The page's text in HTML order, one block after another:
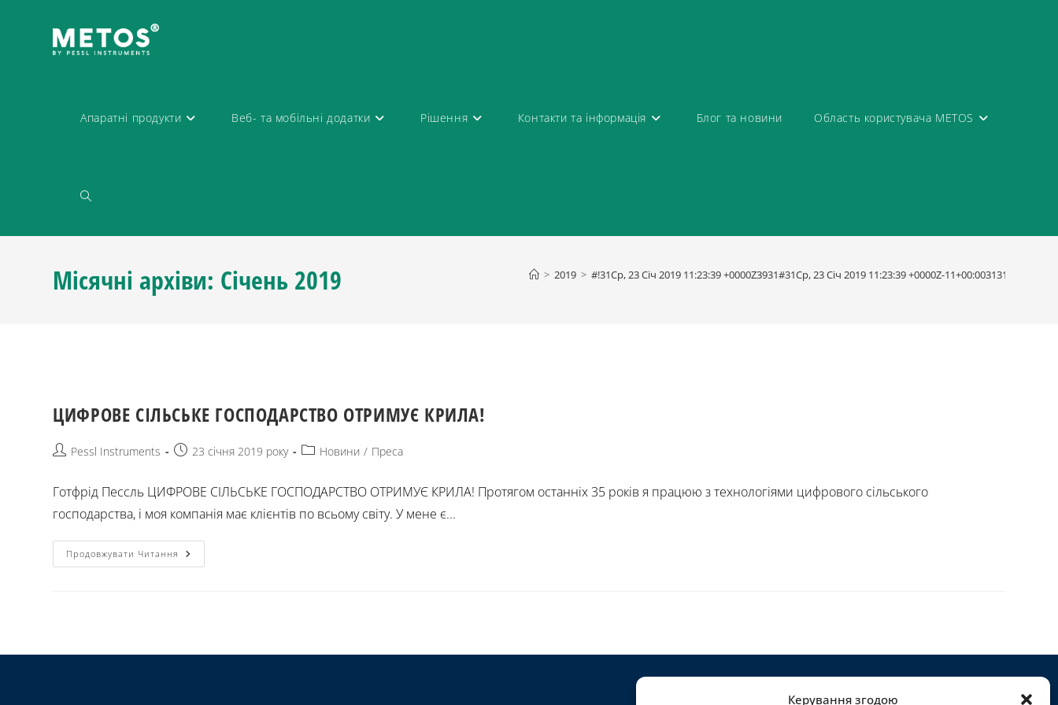
Керування згодою
Апаратні продукти Веб- та мобільні додатки Рішення Контакти та інформація Блог та новини Область користувача METOS
Місячні архіви: Січень 2019 > 2019 > #!31Ср, 23 Січ 2019 11:23:39 +0000Z3931#31Ср, 23 Січ 2019 11:23:39 +0000Z-
ЦИФРОВЕ СІЛЬСЬКЕ ГОСПОДАРСТВО ОТРИМУЄ КРИЛА!
Pessl Instruments 23 січня 2019 року Новини / Преса
Готфрід Пессль ЦИФРОВЕ СІЛЬСЬКЕ ГОСПОДАРСТВО ОТРИМУЄ КРИЛА! Протягом останніх 35 років я працюю з технологіями цифрового сільського
господарства, і моя компанія має клієнтів по всьому світу. У мене є...
Продовжувати Читання